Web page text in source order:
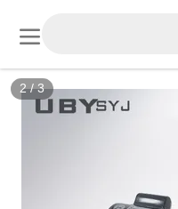
3/3